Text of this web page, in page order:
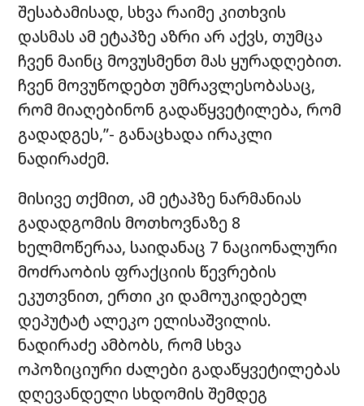
შესაბამისად, სხვა რაიმე კითხვის
დასმას ამ ეტაპზე აზრი არ აქვს, თუმცა
ჩვენ მაინც მოვუსმენთ მას ყურადღებით.
ჩვენ მოვუწოდებთ უმრავლესობასაც,
რომ მიაღებინონ გადაწყვეტილება, რომ
გადადგეს,”- განაცხადა ირაკლი
ნადირაძემ.
მისივე თქმით, ამ ეტაპზე ნარმანიას
გადადგომის მოთხოვნაზე 8
ხელმოწერაა, საიდანაც 7 ნაციონალური
მოძრაობის ფრაქციის წევრების
ეკუთვნით, ერთი კი დამოუკიდებელ
დეპუტატ ალეკო ელისაშვილის.
ნადირაძე ამბობს, რომ სხვა
ოპოზიციური ძალები გადაწყვეტილებას
დღევანდელი სხდომის შემდეგ